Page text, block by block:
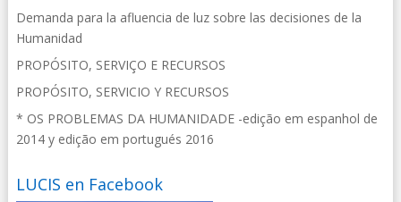
Demanda para la afluencia de luz sobre las decisiones de la
Humanidad
PROPÓSITO, SERVIÇO E RECURSOS
PROPÓSITO, SERVICIO Y RECURSOS
* OS PROBLEMAS DA HUMANIDADE -edição em espanhol de
2014 y edição em portugués 2016
LUCIS en Facebook